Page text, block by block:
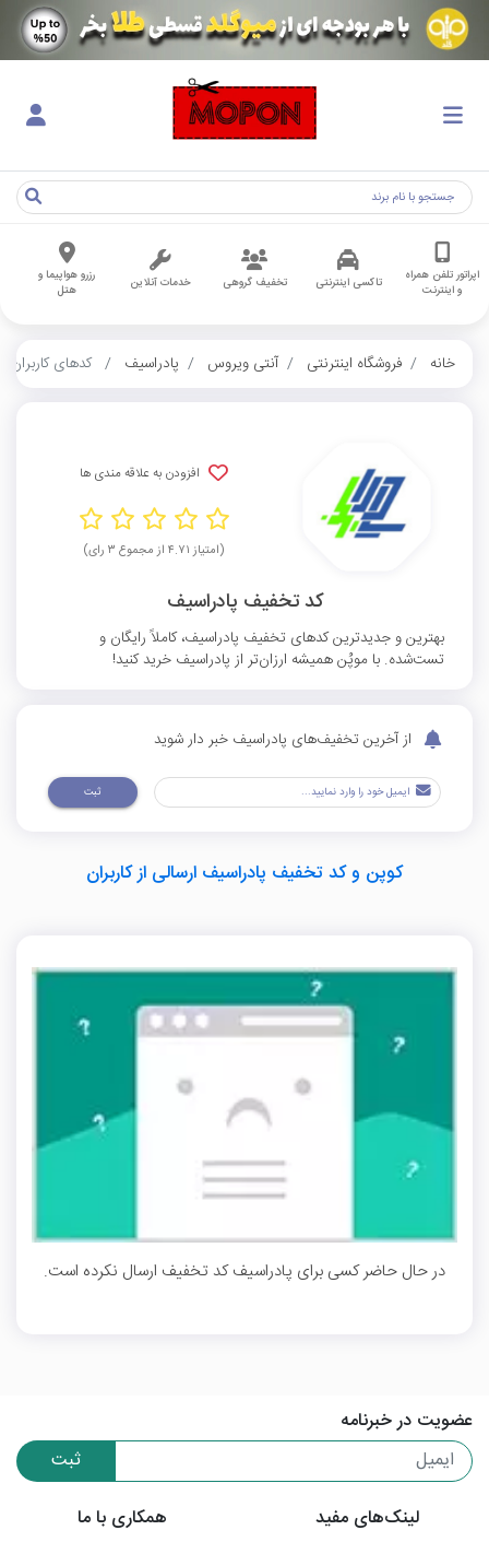
اپراتور تلفن همراه
و اینترنت
تاکسی اینترنتی تخفیف گروهی خدمات آنلاین
رزرو هواپیما و
هتل
خانه فروشگاه اینترنتی آنتی ویروس پادراسیف کدهای کاربران
افزودن به علاقه مندی ها
(امتیاز ۴.۷۱ از مجموع ۳ رای)
کد تخفیف پادراسیف
بهترین و جدیدترین کدهای تخفیف پادراسیف، کاملاً رایگان و
تست‌شده. با موپُن همیشه ارزان‌تر از پادراسیف خرید کنید!
از آخرین تخفیف‌های پادراسیف خبر دار شوید
ثبت
کوپن و کد تخفیف پادراسیف ارسالی از کاربران
در حال حاضر کسی برای پادراسیف کد تخفیف ارسال نکرده است.
عضویت در خبرنامه
ثبت
لینک‌های مفید
همکاری با ما